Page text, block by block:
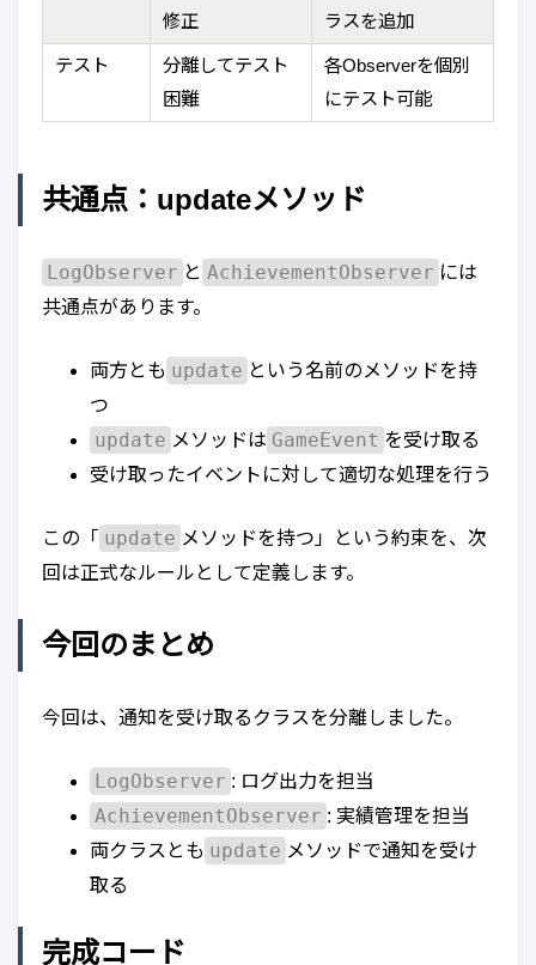
修正
ラスを追加
テスト
分離してテスト
困難
各Observerを個別
にテスト可能
共通点：updateメソッド
LogObserver と AchievementObserver には
共通点があります。
両方とも update という名前のメソッドを持
つ
update メソッドは GameEvent を受け取る
受け取ったイベントに対して適切な処理を行う
この「 update メソッドを持つ」という約束を、次
回は正式なルールとして定義します。
今回のまとめ
今回は、通知を受け取るクラスを分離しました。
LogObserver : ログ出力を担当
AchievementObserver : 実績管理を担当
両クラスとも update メソッドで通知を受け
取る
完成コード